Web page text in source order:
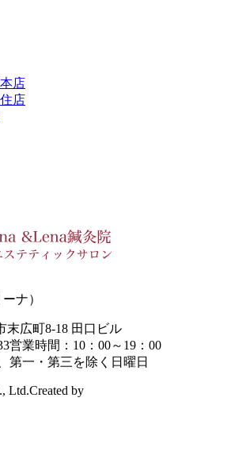
店
店
ナ）
末広町8-18 田口ビル
営業時間：10：00～19：00
第一・第三を除く日曜日
Ltd.Created by